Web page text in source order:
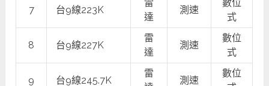
7 台9線223K
雷
達
測速
數位
式
8 台9線227K
雷
達
測速
數位
式
9 台9線245.7K
雷
測速
數位